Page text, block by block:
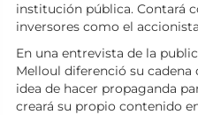
institución pública. Contará
inversores como el
En una entrevista de la
Melloul diferenció su cadena
idea de hacer propaganda
creará su propio contenido